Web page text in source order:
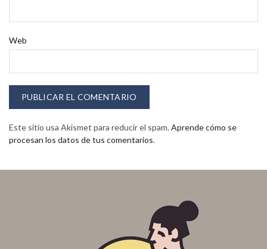
Web
Este sitio usa Akismet para reducir el spam.Aprende cómo se
procesan los datos de tus comentarios.